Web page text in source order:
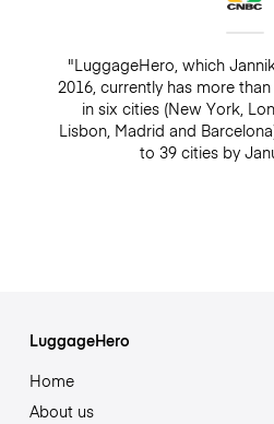
"LuggageHero, which
2016, currently has more
in six cities (New York,
Lisbon, Madrid and
to 39 cities by
LuggageHero
Home
About us